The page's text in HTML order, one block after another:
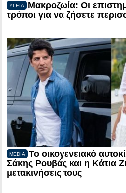
ΥΓΕΙΑ
Μακροζωία: Οι
τρόποι για να ζήσετε
MEDIA
Το οικογενειακό
Σάκης Ρουβάς και η Κάτια
μετακινήσεις τους